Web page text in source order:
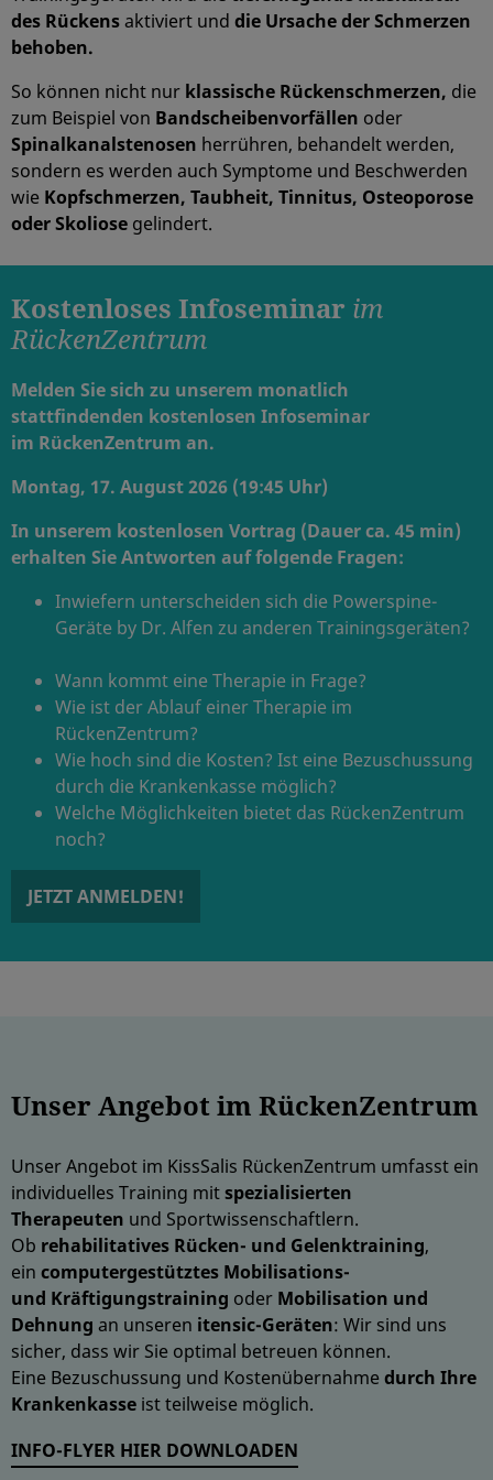
des Rückensaktiviert und die Ursache der Schmerzen
behoben.
So können nicht nur klassische Rückenschmerzen, die
zum Beispiel von Bandscheibenvorfällen oder
Spinalkanalstenosen herrühren, behandelt werden,
sondern es werden auch Symptome und Beschwerden
wie Kopfschmerzen, Taubheit, Tinnitus, Osteoporose
oder Skoliose gelindert.
Kostenloses Infoseminar im
RückenZentrum
Melden Sie sich zu unserem monatlich
stattfindenden kostenlosen Infoseminar
im RückenZentrum an.
Montag, 17. August 2026 (19:45 Uhr)
In unserem kostenlosen Vortrag (Dauer ca. 45 min)
erhalten Sie Antworten auf folgende Fragen:
Inwiefern unterscheiden sich die Powerspine-
Geräte by Dr. Alfen zu anderen Trainingsgeräten?
Wann kommt eine Therapie in Frage?
Wie ist der Ablauf einer Therapie im
RückenZentrum?
Wie hoch sind die Kosten? Ist eine Bezuschussung
durch die Krankenkasse möglich?
Welche Möglichkeiten bietet das RückenZentrum
noch?
JETZT ANMELDEN!
Unser Angebot im RückenZentrum
Unser Angebot im KissSalis RückenZentrum umfasst ein
individuelles Training mitspezialisierten
Therapeuten und Sportwissenschaftlern.
Ob rehabilitatives Rücken- und Gelenktraining,
ein computergestütztes Mobilisations-
und Kräftigungstraining oder Mobilisation und
Dehnung an unseren itensic-Geräten: Wir sind uns
sicher, dass wir Sie optimal betreuen können.
Eine Bezuschussung und Kostenübernahmedurch Ihre
Krankenkasse ist teilweise möglich.
INFO-FLYER HIER DOWNLOADEN